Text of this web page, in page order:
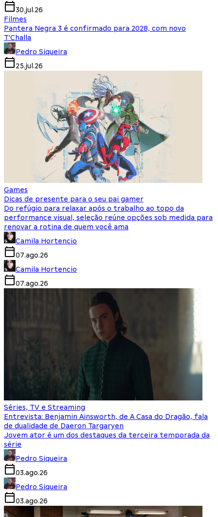
30.jul.26
Filmes
Pantera Negra 3 é confirmado para 2028, com novo
T'Challa
Pedro Siqueira
25.jul.26
Games
Dicas de presente para o seu pai gamer
Do refúgio para relaxar após o trabalho ao topo da
performance visual, seleção reúne opções sob medida para
renovar a rotina de quem você ama
Camila Hortencio
07.ago.26
Camila Hortencio
07.ago.26
Séries, TV e Streaming
Entrevista: Benjamin Ainsworth, de A Casa do Dragão, fala
de dualidade de Daeron Targaryen
Jovem ator é um dos destaques da terceira temporada da
série
Pedro Siqueira
03.ago.26
Pedro Siqueira
03.ago.26